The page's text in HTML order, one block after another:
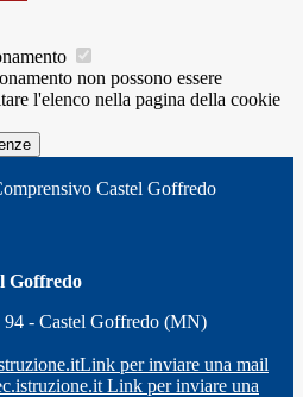
non possono essere
l'elenco nella pagina della cookie
Castel Goffredo
Goffredo
- Castel Goffredo (MN)
Link per inviare una mail
Link per inviare una